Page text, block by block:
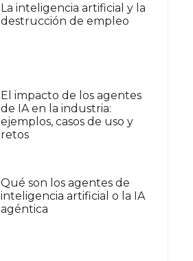
La inteligencia artificial y la
destrucción de empleo
El impacto de los agentes
de IA en la industria:
ejemplos, casos de uso y
retos
Qué son los agentes de
inteligencia artificial o la IA
agéntica